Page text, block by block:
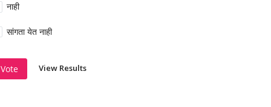
नाही
सांगता येत नाही
Vote View Results